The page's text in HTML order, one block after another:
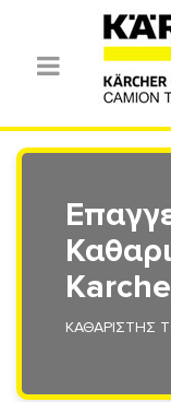
ΚΑΘΑΡΙΣΤΗΣ